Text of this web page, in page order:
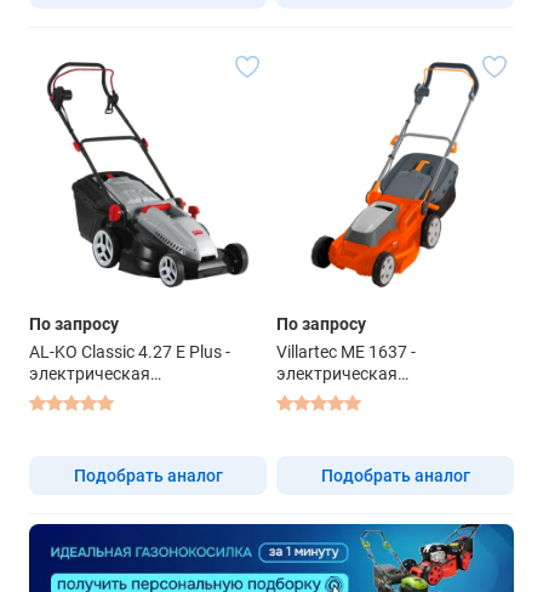
По запросу
AL-KO Classic 4.27 E Plus -
электрическая
газонокосилка
Подобрать аналог
По запросу
Villartec ME 1637 -
электрическая
газонокосилка
Подобрать аналог